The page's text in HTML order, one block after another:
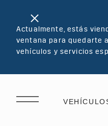
Actualmente, estás
ventana para quedarte
vehículos y servicios